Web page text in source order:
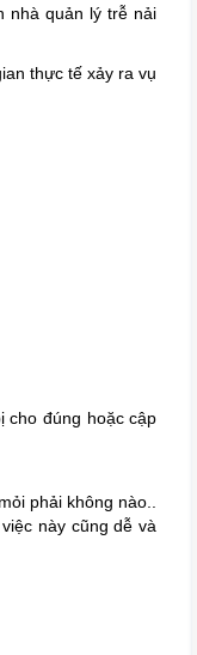
nhà quản lý trễ nải
thực tế xảy ra vụ
cho đúng hoặc cập
phải không nào..
này cũng dễ và